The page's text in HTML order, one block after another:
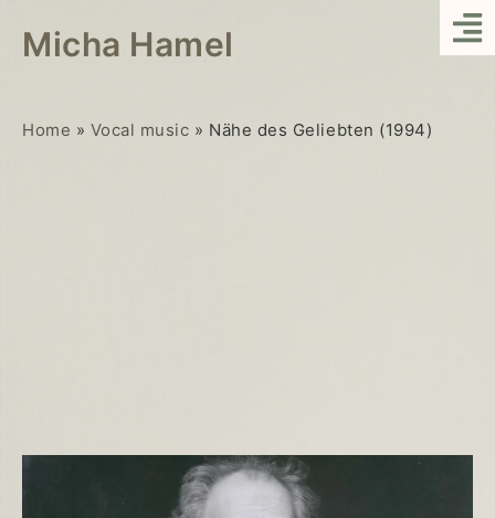
Micha Hamel
Home » Vocal music » Nähe des Geliebten (1994)